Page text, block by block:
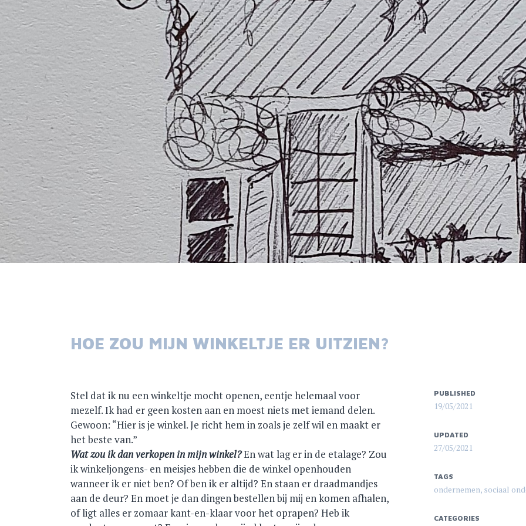
HOE ZOU MIJN WINKELTJE ER UITZIEN?
Stel dat ik nu een winkeltje mocht openen, eentje helemaal voor
mezelf. Ik had er geen kosten aan en moest niets met iemand delen.
Gewoon: “Hier is je winkel. Je richt hem in zoals je zelf wil en maakt er
het beste van.”
Wat zou ik dan verkopen in mijn winkel?En wat lag er in de etalage? Zou
ik winkeljongens- en meisjes hebben die de winkel openhouden
wanneer ik er niet ben? Of ben ik er altijd? En staan er draadmandjes
aan de deur? En moet je dan dingen bestellen bij mij en komen afhalen,
of ligt alles er zomaar kant-en-klaar voor het oprapen? Heb ik
PUBLISHED
19/05/2021
UPDATED
27/05/2021
TAGS
ondernemen, sociaal
CATEGORIES